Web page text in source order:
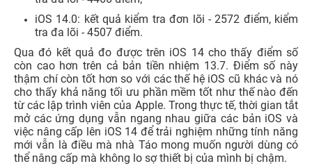
iOS 14.0: kết quả kiểm tra đơn lõi - 2572 điểm, kiểm
tra đa lõi - 4507 điểm.
Qua đó kết quả đo được trên iOS 14 cho thấy điểm số
còn cao hơn trên cả bản tiền nhiệm 13.7. Điểm số này
thậm chí còn tốt hơn so với các thế hệ iOS cũ khác và nó
cho thấy khả năng tối ưu phần mềm tốt như thế nào đến
từ các lập trình viên của Apple. Trong thực tế, thời gian tắt
mở các ứng dụng vẫn ngang nhau giữa các bản iOS và
việc nâng cấp lên iOS 14 để trải nghiệm những tính năng
mới vẫn là điều mà nhà Táo mong muốn người dùng có
thể nâng cấp mà không lo sợ thiết bị của mình bị chậm.